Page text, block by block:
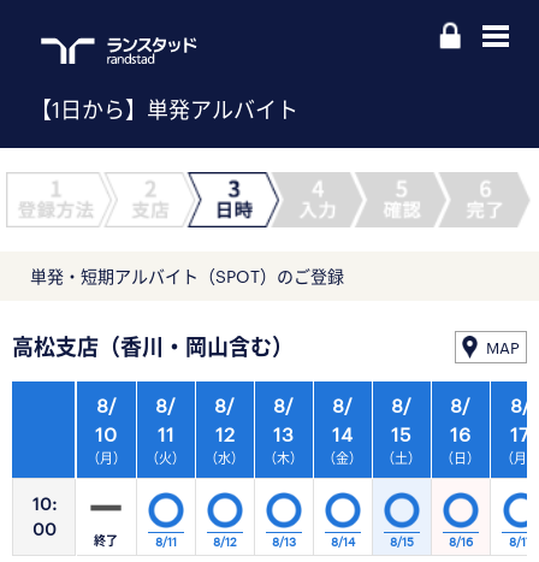
【1日から】単発アルバイト
単発・短期アルバイト（SPOT）のご登録
高松支店（香川・岡山含む） MAP
10:
00
8/
10
（月）
8/
11
（火）
8/
12
（水）
8/
13
（木）
8/
14
（金）
8/
15
（土）
8/
16
（日）
終了 8/11 8/12 8/13 8/14 8/15 8/16
8/
17
（月）
8/17